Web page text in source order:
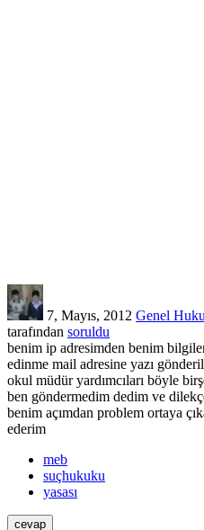
7, Mayıs, 2012 Genel
tarafından soruldu
benim ip adresimden benim
edinme mail adresine yazı
okul müdür yardımcıları böyle
ben göndermedim dedim ve
benim açımdan problem ortaya
ederim
meb
suçhukuku
yasası